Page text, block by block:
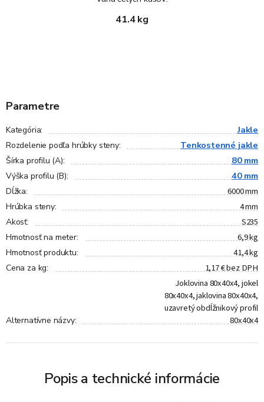
41.4 kg
Parametre
Kategória: Jakle
Rozdelenie podľa hrúbky steny: Tenkostenné jakle
Šírka profilu (A): 80 mm
Výška profilu (B): 40 mm
Dĺžka: 6000 mm
Hrúbka steny: 4 mm
Akosť: S235
Hmotnosť na meter: 6,9 kg
Hmotnosť produktu: 41,4 kg
Cena za kg: 1,17 € bez DPH
Alternatívne názvy:
Joklovina 80x40x4, jokel
80x40x4, jaklovina 80x40x4,
uzavretý obdĺžnikový profil
80x40x4
Popis a technické informácie